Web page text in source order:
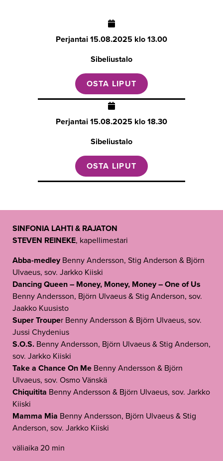
Perjantai15.08.2025 klo 13.00
Sibeliustalo
OSTA LIPUT
Perjantai15.08.2025 klo 18.30
Sibeliustalo
OSTA LIPUT
SINFONIA LAHTI & RAJATON
STEVEN REINEKE, kapellimestari
Abba-medleyBenny Andersson, Stig Anderson & Björn
Ulvaeus, sov. Jarkko Kiiski
Dancing Queen – Money, Money, Money – One of Us
Benny Andersson, Björn Ulvaeus & Stig Anderson, sov.
Jaakko Kuusisto
Super Trouper Benny Andersson & Björn Ulvaeus, sov.
Jussi Chydenius
S.O.S. Benny Andersson, Björn Ulvaeus & Stig Anderson,
sov. Jarkko Kiiski
Take a Chance On Me Benny Andersson & Björn
Ulvaeus, sov. Osmo Vänskä
Chiquitita Benny Andersson & Björn Ulvaeus, sov. Jarkko
Kiiski
Mamma Mia Benny Andersson, Björn Ulvaeus & Stig
Anderson, sov. Jarkko Kiiski
väliaika 20 min